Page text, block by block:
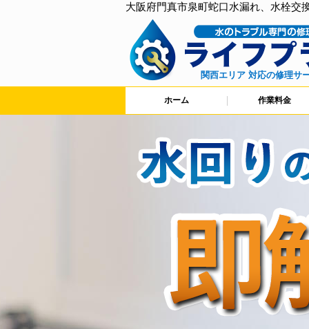
大阪府門真市泉町蛇口水漏れ、水栓交
関西エリア 対応の修理サ
ホーム 作業料金